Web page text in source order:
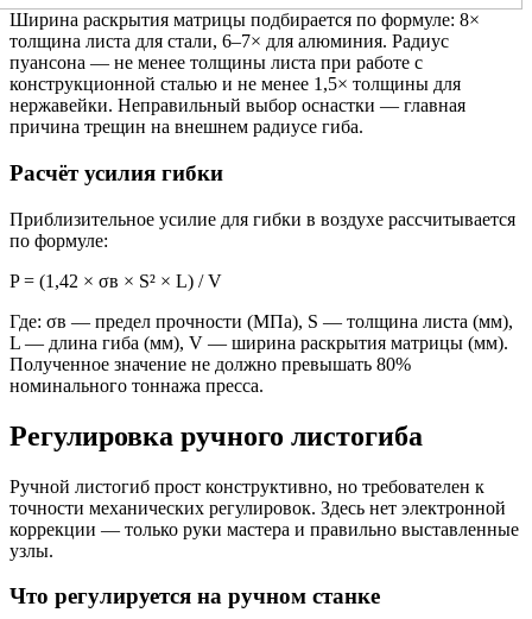
Ширина раскрытия матрицы подбирается по формуле: 8×
толщина листа для стали, 6–7× для алюминия. Радиус
пуансона — не менее толщины листа при работе с
конструкционной сталью и не менее 1,5× толщины для
нержавейки. Неправильный выбор оснастки — главная
причина трещин на внешнем радиусе гиба.
Расчёт усилия гибки
Приблизительное усилие для гибки в воздухе рассчитывается
по формуле:
P = (1,42 × σв × S² × L) / V
Где: σв — предел прочности (МПа), S — толщина листа (мм),
L — длина гиба (мм), V — ширина раскрытия матрицы (мм).
Полученное значение не должно превышать 80%
номинального тоннажа пресса.
Регулировка ручного листогиба
Ручной листогиб прост конструктивно, но требователен к
точности механических регулировок. Здесь нет электронной
коррекции — только руки мастера и правильно выставленные
узлы.
Что регулируется на ручном станке